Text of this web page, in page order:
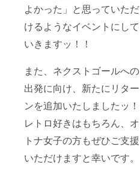
よかった」と思っていただ
けるようなイベントにして
いきますッ！！
また、ネクストゴールへの
出発に向け、新たにリター
ンを追加いたしましたッ！
レトロ好きはもちろん、オ
トナ女子の方もぜひご支援
いただけますと幸いです。